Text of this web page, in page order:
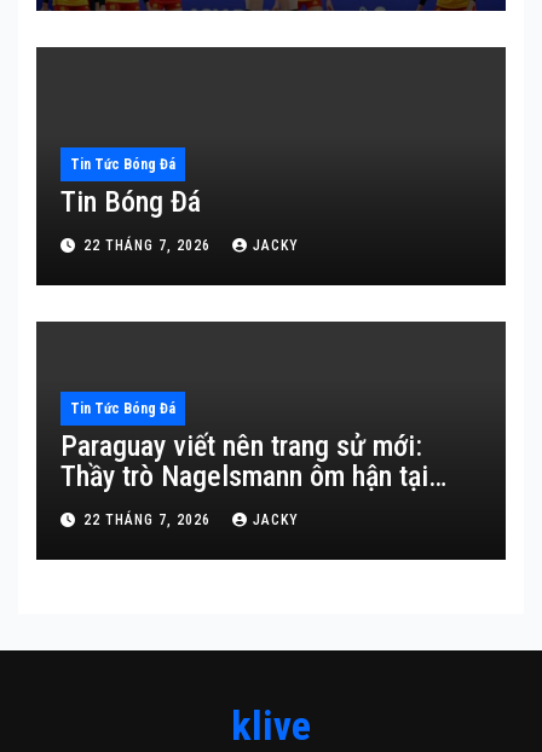
Tin Tức Bóng Đá
Tin Bóng Đá
22 THÁNG 7, 2026 JACKY
Tin Tức Bóng Đá
Paraguay viết nên trang sử mới:
Thầy trò Nagelsmann ôm hận tại
chấm 11m
22 THÁNG 7, 2026 JACKY
klive